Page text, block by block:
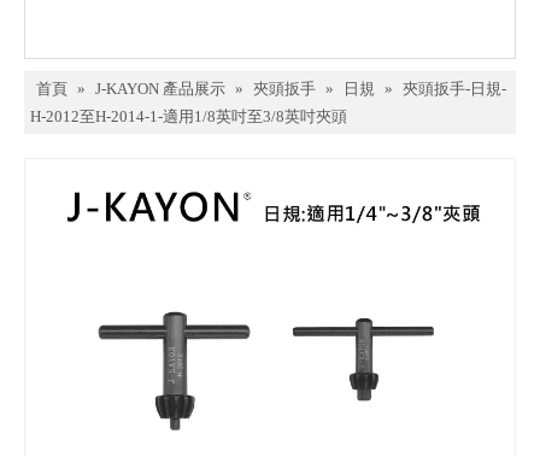
首頁 » J-KAYON 產品展示 » 夾頭扳手 » 日規 » 夾頭扳手-日規-
H-2012至H-2014-1-適用1/8英吋至3/8英吋夾頭